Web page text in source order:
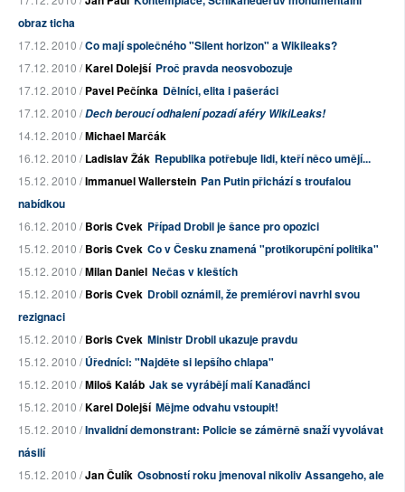
obraz ticha
17.12. 2010 /Co mají společného "Silent horizon" a Wikileaks?
17.12. 2010 /Karel Dolejší Proč pravda neosvobozuje
17.12. 2010 /Pavel Pečínka Dělníci, elita i pašeráci
17.12. 2010 /Dech beroucí odhalení pozadí aféry WikiLeaks!
14.12. 2010 /Michael Marčák
16.12. 2010 /Ladislav Žák Republika potřebuje lidi, kteří něco umějí...
15.12. 2010 /Immanuel Wallerstein Pan Putin přichází s troufalou
nabídkou
16.12. 2010 /Boris Cvek Případ Drobil je šance pro opozici
15.12. 2010 /Boris Cvek Co v Česku znamená "protikorupční politika"
15.12. 2010 /Milan Daniel Nečas v kleštích
15.12. 2010 /Boris Cvek Drobil oznámil, že premiérovi navrhl svou
rezignaci
15.12. 2010 /Boris Cvek Ministr Drobil ukazuje pravdu
15.12. 2010 /Úředníci: "Najděte si lepšího chlapa"
15.12. 2010 /Miloš Kaláb Jak se vyrábějí malí Kanaďánci
15.12. 2010 /Karel Dolejší Mějme odvahu vstoupit!
15.12. 2010 /Invalidní demonstrant: Policie se záměrně snaží vyvolávat
násilí
15.12. 2010 /Jan Čulík Osobností roku jmenoval nikoliv Assangeho, ale